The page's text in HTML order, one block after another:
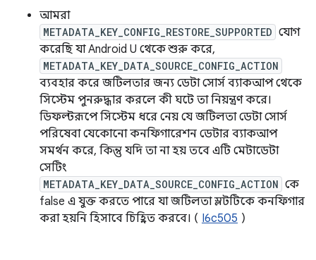
আমরা
METADATA_KEY_CONFIG_RESTORE_SUPPORTED যোগ
করেছি যা Android U থেকে শুরু করে,
METADATA_KEY_DATA_SOURCE_CONFIG_ACTION
ব্যবহার করে জটিলতার জন্য ডেটা সোর্স ব্যাকআপ থেকে
সিস্টেম পুনরুদ্ধার করলে কী ঘটে তা নিয়ন্ত্রণ করে।
ডিফল্টরূপে সিস্টেম ধরে নেয় যে জটিলতা ডেটা সোর্স
পরিষেবা যেকোনো কনফিগারেশন ডেটার ব্যাকআপ
সমর্থন করে, কিন্তু যদি তা না হয় তবে এটি মেটাডেটা
সেটিং
METADATA_KEY_DATA_SOURCE_CONFIG_ACTION কে
false এ যুক্ত করতে পারে যা জটিলতা স্লটটিকে কনফিগার
করা হয়নি হিসাবে চিহ্নিত করবে। ( I6c505 )